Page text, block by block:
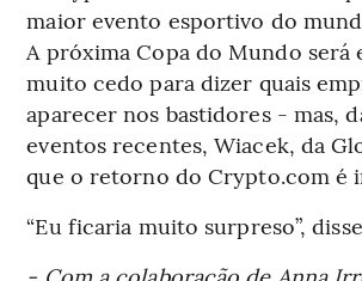
maior evento esportivo do
A próxima Copa do Mundo será
muito cedo para dizer quais
aparecer nos bastidores - mas,
eventos recentes, Wiacek, da
que o retorno do Crypto.com é
“Eu ficaria muito surpreso”,